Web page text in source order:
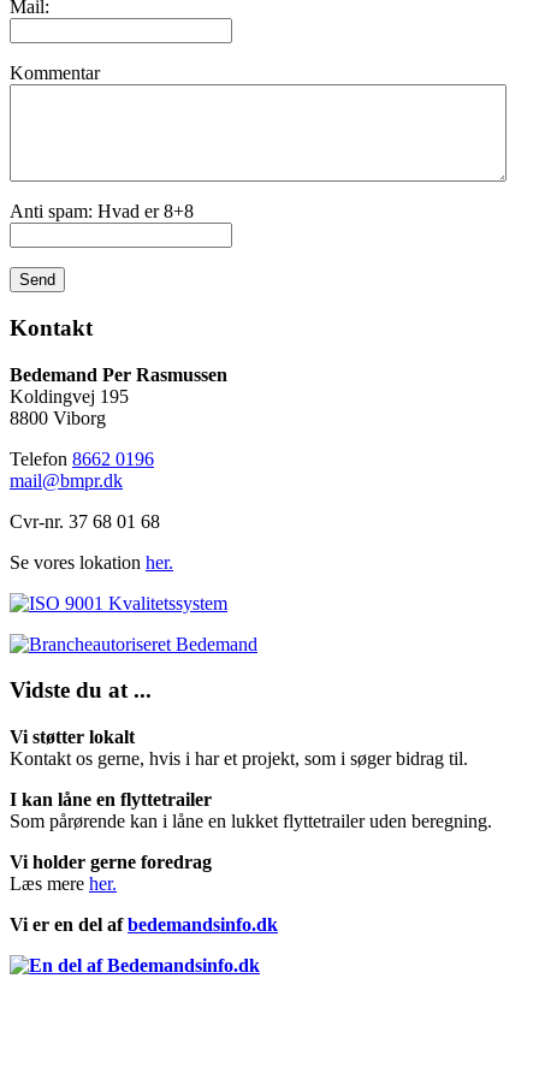
Mail:
Kommentar
Anti spam: Hvad er 8+8
Send
Kontakt
Bedemand Per Rasmussen
Koldingvej 195
8800 Viborg
Telefon 8662 0196
mail@bmpr.dk
Cvr-nr. 37 68 01 68
Se vores lokation her.
Vidste du at ...
Vi støtter lokalt
Kontakt os gerne, hvis i har et projekt, som i søger bidrag til.
I kan låne en flyttetrailer
Som pårørende kan i låne en lukket flyttetrailer uden beregning.
Vi holder gerne foredrag
Læs mere her.
Vi er en del afbedemandsinfo.dk